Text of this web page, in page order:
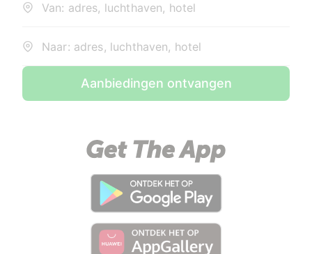
Van: adres, luchthaven, hotel
Naar: adres, luchthaven, hotel
Aanbiedingen ontvangen